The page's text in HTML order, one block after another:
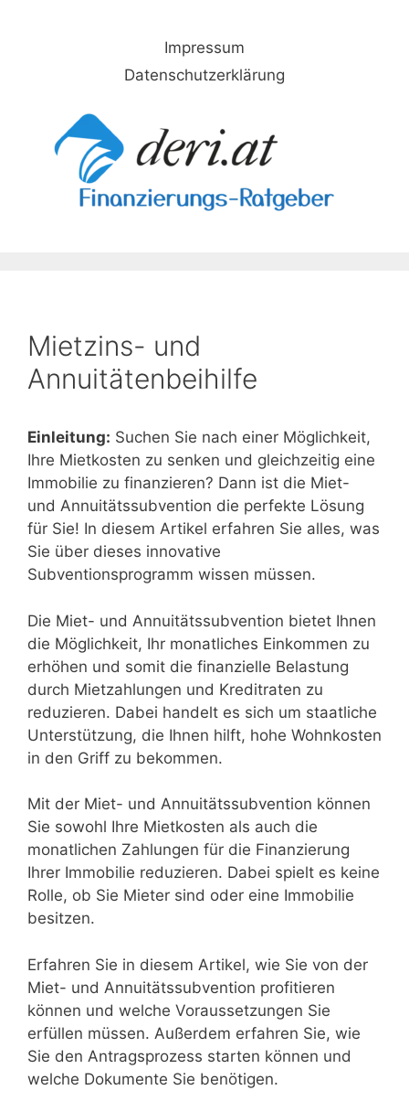
Impressum
Datenschutzerklärung
Mietzins- und
Annuitätenbeihilfe
Einleitung: Suchen Sie nach einer Möglichkeit,
Ihre Mietkosten zu senken und gleichzeitig eine
Immobilie zu finanzieren? Dann ist die Miet-
und Annuitätssubvention die perfekte Lösung
für Sie! In diesem Artikel erfahren Sie alles, was
Sie über dieses innovative
Subventionsprogramm wissen müssen.
Die Miet- und Annuitätssubvention bietet Ihnen
die Möglichkeit, Ihr monatliches Einkommen zu
erhöhen und somit die finanzielle Belastung
durch Mietzahlungen und Kreditraten zu
reduzieren. Dabei handelt es sich um staatliche
Unterstützung, die Ihnen hilft, hohe Wohnkosten
in den Griff zu bekommen.
Mit der Miet- und Annuitätssubvention können
Sie sowohl Ihre Mietkosten als auch die
monatlichen Zahlungen für die Finanzierung
Ihrer Immobilie reduzieren. Dabei spielt es keine
Rolle, ob Sie Mieter sind oder eine Immobilie
besitzen.
Erfahren Sie in diesem Artikel, wie Sie von der
Miet- und Annuitätssubvention profitieren
können und welche Voraussetzungen Sie
erfüllen müssen. Außerdem erfahren Sie, wie
Sie den Antragsprozess starten können und
welche Dokumente Sie benötigen.